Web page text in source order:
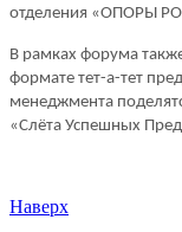
отделения «ОПОРЫ
В рамках форума
формате тет-а-тет
менеджмента
«Слёта Успешных
Наверх